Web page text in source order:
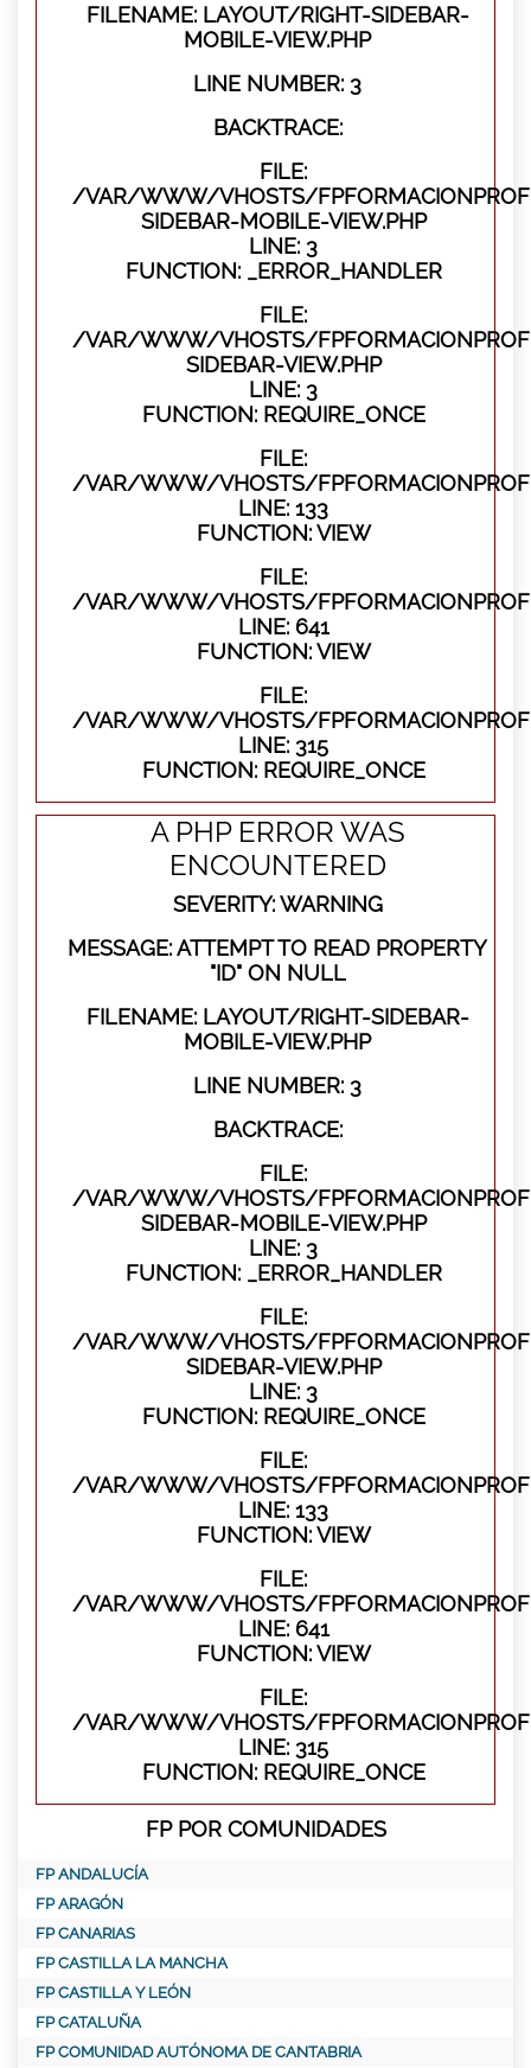
FILENAME: LAYOUT/RIGHT-SIDEBAR-
MOBILE-VIEW.PHP
LINE NUMBER: 3
BACKTRACE:
FILE:
/VAR/WWW/VHOSTS/
SIDEBAR-MOBILE-VIEW.PHP
LINE: 3
FUNCTION: _ERROR_HANDLER
FILE:
/VAR/WWW/VHOSTS/
SIDEBAR-VIEW.PHP
LINE: 3
FUNCTION: REQUIRE_ONCE
FILE:
/VAR/WWW/VHOSTS/
LINE: 133
FUNCTION: VIEW
FILE:
/VAR/WWW/VHOSTS/
LINE: 641
FUNCTION: VIEW
FILE:
/VAR/WWW/VHOSTS/
LINE: 315
FUNCTION: REQUIRE_ONCE
A PHP ERROR WAS
ENCOUNTERED
SEVERITY: WARNING
MESSAGE: ATTEMPT TO READ PROPERTY
"ID" ON NULL
FILENAME: LAYOUT/RIGHT-SIDEBAR-
MOBILE-VIEW.PHP
LINE NUMBER: 3
BACKTRACE:
FILE:
/VAR/WWW/VHOSTS/
SIDEBAR-MOBILE-VIEW.PHP
LINE: 3
FUNCTION: _ERROR_HANDLER
FILE:
/VAR/WWW/VHOSTS/
SIDEBAR-VIEW.PHP
LINE: 3
FUNCTION: REQUIRE_ONCE
FILE:
/VAR/WWW/VHOSTS/
LINE: 133
FUNCTION: VIEW
FILE:
/VAR/WWW/VHOSTS/
LINE: 641
FUNCTION: VIEW
FILE:
/VAR/WWW/VHOSTS/
LINE: 315
FUNCTION: REQUIRE_ONCE
FP POR COMUNIDADES
FP ANDALUCÍA
FP ARAGÓN
FP CANARIAS
FP CASTILLA LA MANCHA
FP CASTILLA Y LEÓN
FP CATALUÑA
FP COMUNIDAD AUTÓNOMA DE CANTABRIA